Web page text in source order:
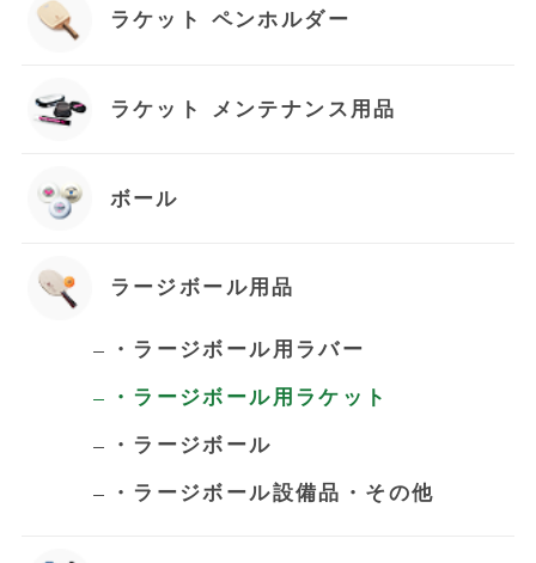
お買い物を続ける
カートへ進む
ラケット ペンホルダー
ラケット メンテナンス用品
ボール
ラージボール用品
・ラージボール用ラバー
・ラージボール用ラケット
・ラージボール
・ラージボール設備品・その他